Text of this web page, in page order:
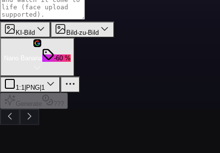
KI-Bild Bild-zu-Bild
Nano Banana -60 %
1:1 |PNG|1
Generate ???